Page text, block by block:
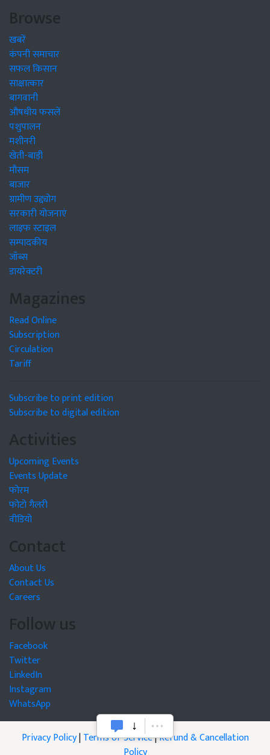
Browse
खबरें
कंपनी समाचार
सफल किसान
साक्षात्कार
बागवानी
औषधीय फसलें
पशुपालन
मशीनरी
खेती-बाड़ी
मौसम
बाजार
ग्रामीण उद्द्योग
सरकारी योजनाएं
लाइफ स्टाइल
सम्पादकीय
जॉब्स
डायरेक्टरी
Magazines
Read Online
Subscription
Circulation
Tariff
Subscribe to print edition
Subscribe to digital edition
Activities
Upcoming Events
Events Update
फोरम
फोटो गैलरी
वीडियो
Contact
About Us
Contact Us
Careers
Follow us
Facebook
Twitter
LinkedIn
Instagram
WhatsApp
Privacy Policy|Terms of Service|Refund & Cancellation